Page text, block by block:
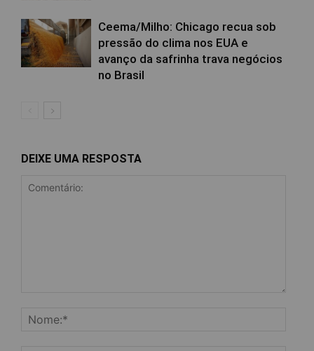
Ceema/Milho: Chicago recua sob
pressão do clima nos EUA e
avanço da safrinha trava negócios
no Brasil
DEIXE UMA RESPOSTA